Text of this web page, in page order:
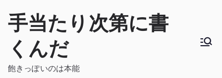
手当たり次第に書
くんだ
飽きっぽいのは本能